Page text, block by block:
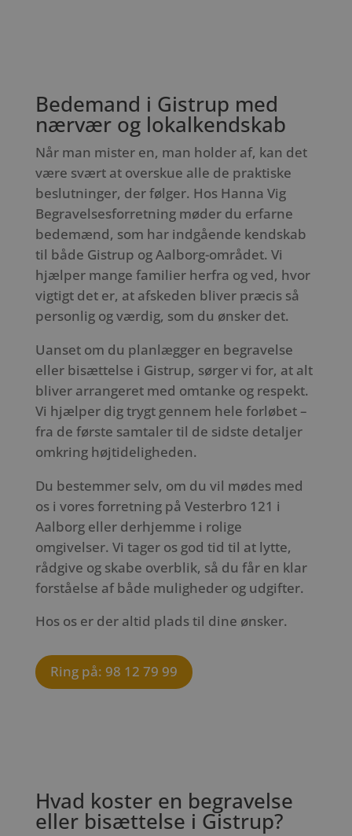
Bedemand i Gistrup med
nærvær og lokalkendskab
Når man mister en, man holder af, kan det
være svært at overskue alle de praktiske
beslutninger, der følger. Hos Hanna Vig
Begravelsesforretning møder du erfarne
bedemænd, som har indgående kendskab
til både Gistrup og Aalborg-området. Vi
hjælper mange familier herfra og ved, hvor
vigtigt det er, at afskeden bliver præcis så
personlig og værdig, som du ønsker det.
Uanset om du planlægger en begravelse
eller bisættelse i Gistrup, sørger vi for, at alt
bliver arrangeret med omtanke og respekt.
Vi hjælper dig trygt gennem hele forløbet –
fra de første samtaler til de sidste detaljer
omkring højtideligheden.
Du bestemmer selv, om du vil mødes med
os i vores forretning på Vesterbro 121 i
Aalborg eller derhjemme i rolige
omgivelser. Vi tager os god tid til at lytte,
rådgive og skabe overblik, så du får en klar
forståelse af både muligheder og udgifter.
Hos os er der altid plads til dine ønsker.
Ring på: 98 12 79 99
Hvad koster en begravelse
eller bisættelse i Gistrup?